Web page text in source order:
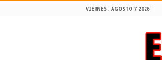
VIERNES , AGOSTO 7 2026